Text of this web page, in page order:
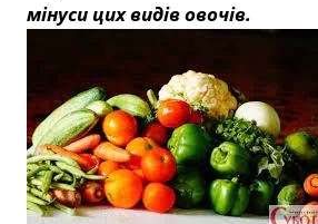
мінуси цих видів овочів.